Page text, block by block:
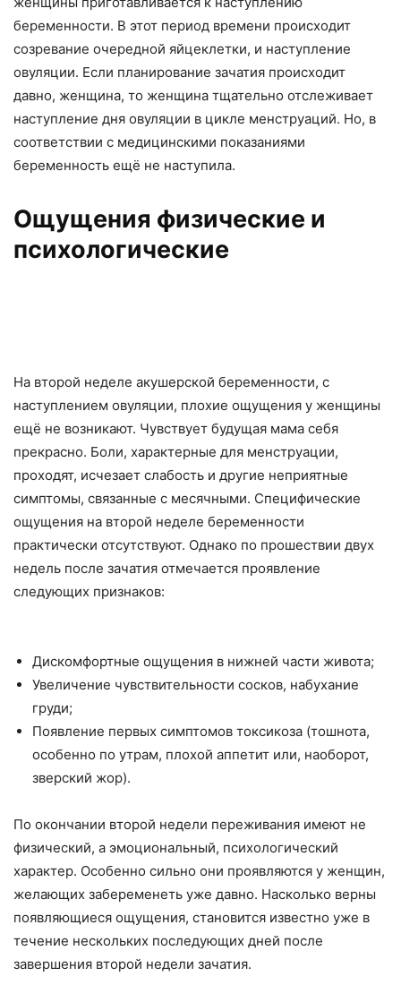
беременности. В этот период времени происходит
созревание очередной яйцеклетки, и наступление
овуляции. Если планирование зачатия происходит
давно, женщина, то женщина тщательно отслеживает
наступление дня овуляции в цикле менструаций. Но, в
соответствии с медицинскими показаниями
беременность ещё не наступила.
Ощущения физические и
психологические
На второй неделе акушерской беременности, с
наступлением овуляции, плохие ощущения у женщины
ещё не возникают. Чувствует будущая мама себя
прекрасно. Боли, характерные для менструации,
проходят, исчезает слабость и другие неприятные
симптомы, связанные с месячными. Специфические
ощущения на второй неделе беременности
практически отсутствуют. Однако по прошествии двух
недель после зачатия отмечается проявление
следующих признаков:
Дискомфортные ощущения в нижней части живота;
Увеличение чувствительности сосков, набухание
груди;
Появление первых симптомов токсикоза (тошнота,
особенно по утрам, плохой аппетит или, наоборот,
зверский жор).
По окончании второй недели переживания имеют не
физический, а эмоциональный, психологический
характер. Особенно сильно они проявляются у женщин,
желающих забеременеть уже давно. Насколько верны
появляющиеся ощущения, становится известно уже в
течение нескольких последующих дней после
завершения второй недели зачатия.